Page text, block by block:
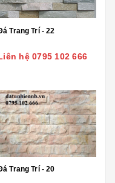
Trang Trí - 22
hệ 0795 102 666
Đá Trang Trí - 20